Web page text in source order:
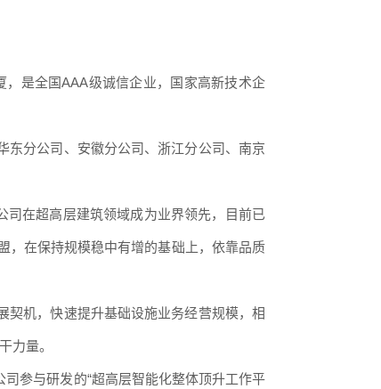
是全国AAA级诚信企业，国家高新技术企
东分公司、安徽分公司、浙江分公司、南京
司在超高层建筑领域成为业界领先，目前已
，在保持规模稳中有增的基础上，依靠品质
契机，快速提升基础设施业务经营规模，相
力量。
参与研发的“超高层智能化整体顶升工作平